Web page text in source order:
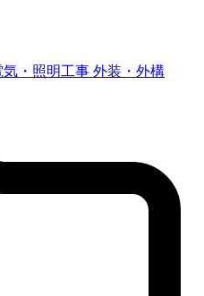
気・照明工事 外装・外構